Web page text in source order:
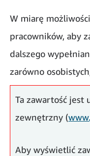
W miarę
pracowników, aby
dalszego
zarówno
potrzeby ustalamy
zmian.
Ta zawartość jest
zewnętrzny (
Aby wyświetlić